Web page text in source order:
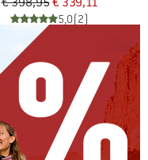
5,0(2)